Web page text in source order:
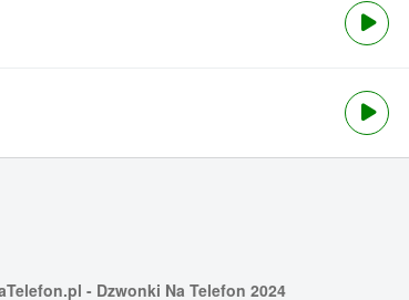
- Dzwonki Na Telefon 2024